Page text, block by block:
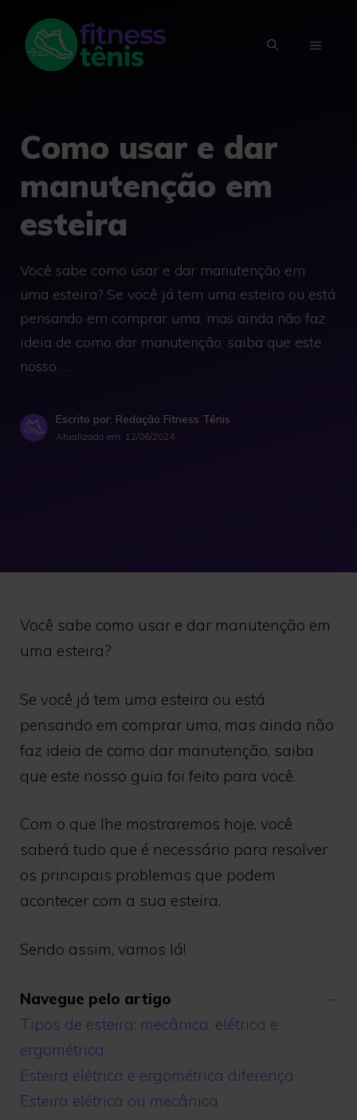
content
MENU
Como usar e dar
manutenção em
esteira
Você sabe como usar e dar manutenção em
uma esteira? Se você já tem uma esteira ou está
pensando em comprar uma, mas ainda não faz
ideia de como dar manutenção, saiba que este
nosso …
Escrito por: Redação Fitness Tênis
Atualizado em: 12/06/2024
Você sabe como usar e dar manutenção em
uma esteira?
Se você já tem uma esteira ou está
pensando em comprar uma, mas ainda não
faz ideia de como dar manutenção, saiba
que este nosso guia foi feito para você.
Com o que lhe mostraremos hoje, você
saberá tudo que é necessário para resolver
os principais problemas que podem
acontecer com a sua esteira.
Sendo assim, vamos lá!
Navegue pelo artigo
Tipos de esteira: mecânica, elétrica e
ergométrica
Esteira elétrica e ergométrica diferença
Esteira elétrica ou mecânica